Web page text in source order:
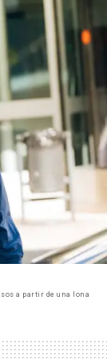
a partir de una lona